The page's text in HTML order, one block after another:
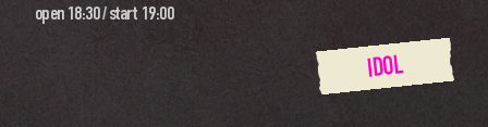
open 18:30 / start 19:00
IDOL